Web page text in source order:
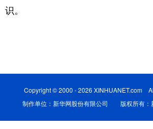
辽宁 吉林 上海
浙江 安徽 福建
识。
Copyright © 2000 - 2026 XINHUANET.com
制作单位：新华网股份有限公司 版权所有：